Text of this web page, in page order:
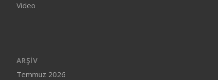
Video
ARŞIV
Temmuz 2026